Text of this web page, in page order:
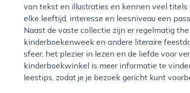
van tekst en illustraties en kennen veel titels
elke leeftijd, interesse en leesniveau een
Naast de vaste collectie zijn er regelmatig
kinderboekenweek en andere literaire
sfeer, het plezier in lezen en de liefde voor
kinderboekwinkel is meer informatie te
leestips, zodat je je bezoek gericht kunt